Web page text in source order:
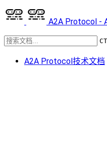
A2A Protocol -
A2A Protocol技术文档